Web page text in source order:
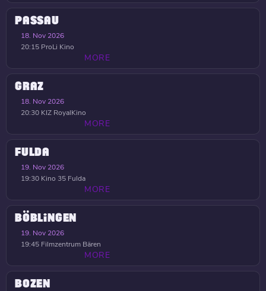
PASSAU
18. Nov 2026
20:15 ProLi Kino
MORE
GRAZ
18. Nov 2026
20:30 KIZ RoyalKino
MORE
FULDA
19. Nov 2026
19:30 Kino 35 Fulda
MORE
BÖBLINGEN
19. Nov 2026
19:45 Filmzentrum Bären
MORE
BOZEN